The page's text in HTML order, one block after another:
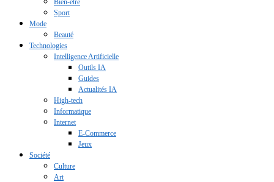
Bien-être
Sport
Mode
Beauté
Technologies
Intelligence Artificielle
Outils IA
Guides
Actualités IA
High-tech
Informatique
Internet
E-Commerce
Jeux
Société
Culture
Art